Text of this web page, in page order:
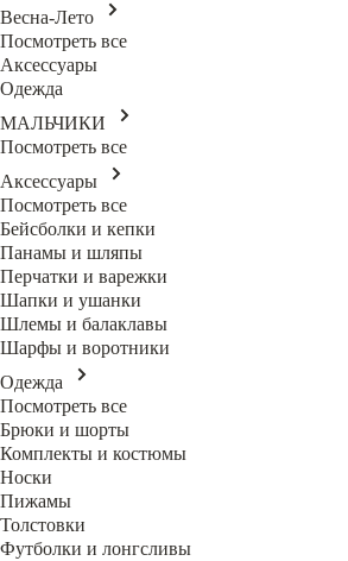
Весна-Лето
Посмотреть все
Аксессуары
Одежда
МАЛЬЧИКИ
Посмотреть все
Аксессуары
Посмотреть все
Бейсболки и кепки
Панамы и шляпы
Перчатки и варежки
Шапки и ушанки
Шлемы и балаклавы
Шарфы и воротники
Одежда
Посмотреть все
Брюки и шорты
Комплекты и костюмы
Носки
Пижамы
Толстовки
Футболки и лонгсливы